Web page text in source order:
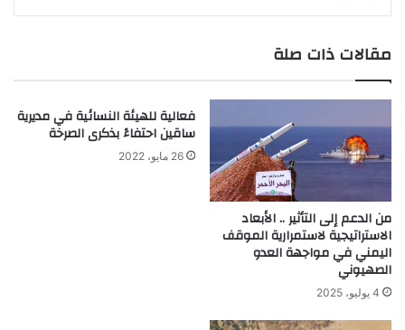
مقالات ذات صلة
من الدعم إلى التأثير .. الأبعاد
الاستراتيجية لاستمرارية الموقف
اليمني في مواجهة العدو
الصهيوني
4 يوليو، 2025
فعالية للهيئة النسائية في مديرية
ساقين احتفاءً بذكرى الصرخة
26 مايو، 2022